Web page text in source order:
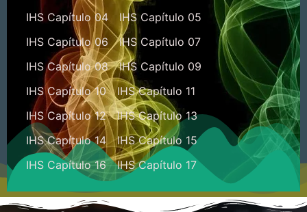
IHS Capítulo 04
IHS Capítulo 05
IHS Capítulo 06
IHS Capítulo 07
IHS Capítulo 08
IHS Capítulo 09
IHS Capítulo 10
IHS Capítulo 11
IHS Capítulo 12
IHS Capítulo 13
IHS Capítulo 14
IHS Capítulo 15
IHS Capítulo 16
IHS Capítulo 17